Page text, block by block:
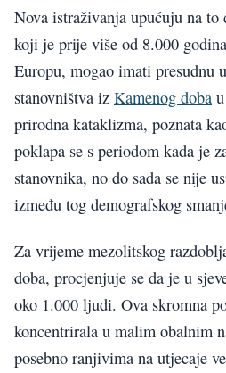
Nova istraživanja upućuju na to
koji je prije više od 8.000
Europu, mogao imati presudnu
stanovništva iz Kamenog doba
prirodna kataklizma, poznata
poklapa se s periodom kada je
stanovnika, no do sada se nije
između tog demografskog
Za vrijeme mezolitskog
doba, procjenjuje se da je u
oko 1.000 ljudi. Ova skromna
koncentrirala u malim obalnim
posebno ranjivima na utjecaje